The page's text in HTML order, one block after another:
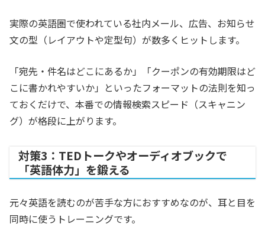
実際の英語圏で使われている社内メール、広告、お知らせ
文の型（レイアウトや定型句）が数多くヒットします。
「宛先・件名はどこにあるか」「クーポンの有効期限はど
こに書かれやすいか」といったフォーマットの法則を知っ
ておくだけで、本番での情報検索スピード（スキャニン
グ）が格段に上がります。
対策3：TEDトークやオーディオブックで
「英語体力」を鍛える
元々英語を読むのが苦手な方におすすめなのが、耳と目を
同時に使うトレーニングです。